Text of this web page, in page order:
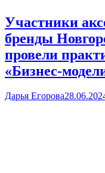
Участники
бренды
провели
«Бизнес-
Дарья Егорова